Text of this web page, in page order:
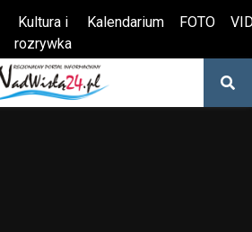
Kultura i
rozrywka
Kalendarium FOTO